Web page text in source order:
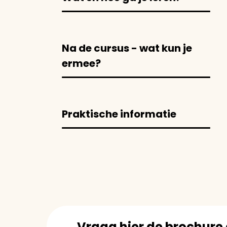
Na de cursus - wat kun je
ermee?
Praktische informatie